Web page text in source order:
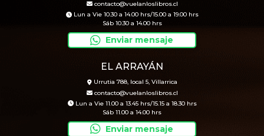
contacto@vuelanloslibros.cl
Lun a Vie 10.30 a 14.00 hrs/15.00 a 19.00 hrs
Sáb 10.30 a 14.00 hrs
Enviar mensaje
EL ARRAYÁN
Urrutia 788, local 5, Villarrica
contacto@vuelanloslibros.cl
Lun a Vie 11.00 a 13.45 hrs/15.15 a 18.30 hrs
Sáb 11.00 a 14.00 hrs
Enviar mensaje